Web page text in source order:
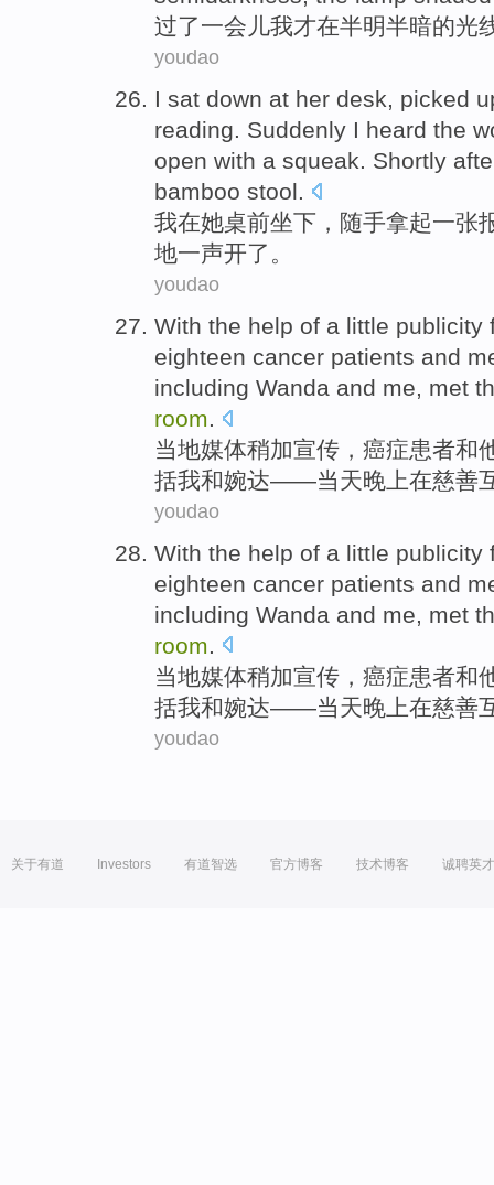
过了一会儿我才在半明半暗的光
youdao
I sat down at her desk, picked
reading. Suddenly I heard the
open with a squeak. Shortly
bamboo stool.
我在她桌前坐下 ， 随手拿起一张
地一声开了 。
youdao
With the help of a little publicity
eighteen cancer patients and
including Wanda and me, met
room.
当地媒体稍加宣传 ， 癌症患者和
括我和婉达——当天晚上在慈善
youdao
With the help of a little publicity
eighteen cancer patients and
including Wanda and me met
room
当地媒体稍加宣传 ， 癌症患者和
括我和婉达——当天晚上在慈善
youdao
关于有道 Investors 有道智选 官方博客 技术博客 诚聘英才